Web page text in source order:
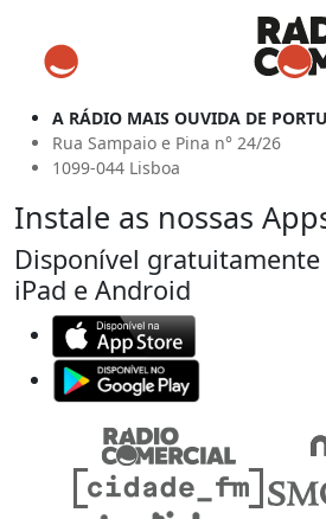
A RÁDIO MAIS OUVIDA DE
Rua Sampaio e Pina n° 24/26
1099-044 Lisboa
Instale as nossas
Disponível gratuitamente
iPad e Android